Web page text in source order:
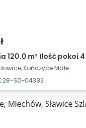
120.0 m² Ilość pokoi 4
Kończyce Małe
SD-04382